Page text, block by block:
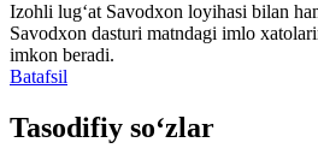
Izohli lugʻat Savodxon loyihasi bilan
Savodxon dasturi matndagi imlo
imkon beradi.
Batafsil
Tasodifiy so‘zlar